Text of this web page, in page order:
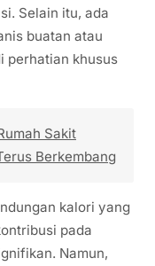
Selain itu, ada
buatan atau
perhatian khusus
Sakit
Berkembang
kalori yang
pada
Namun,